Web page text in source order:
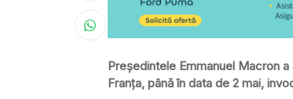
Președintele Emmanuel Macron
Franța, până în data de 2 mai,